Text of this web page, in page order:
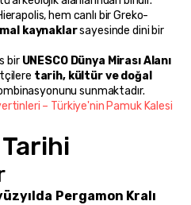
hem canlı bir Greko-
kaynaklar sayesinde dini bir
bir UNESCO Dünya Mirası Alanı
tarih, kültür ve doğal
sunmaktadır.
– Türkiye'nin Pamuk Kalesi
Pergamon Kralı